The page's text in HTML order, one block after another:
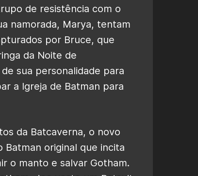
de resistência com o
namorada, Marya, tentam
por Bruce, que
da Noite de
sua personalidade para
a Igreja de Batman para
da Batcaverna, o novo
Batman original que incita
o manto e salvar Gotham.